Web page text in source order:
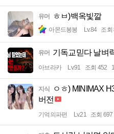
유머 ㅎㅂ)백옥빛깔
아몬드봉봉 Lv.84 조회
유머 기독교믿다 날벼
아브라카 Lv.91 조회 452
지식
ㅇㅎ) MINIMAX
버전
기억의파편 Lv.21 조회 697